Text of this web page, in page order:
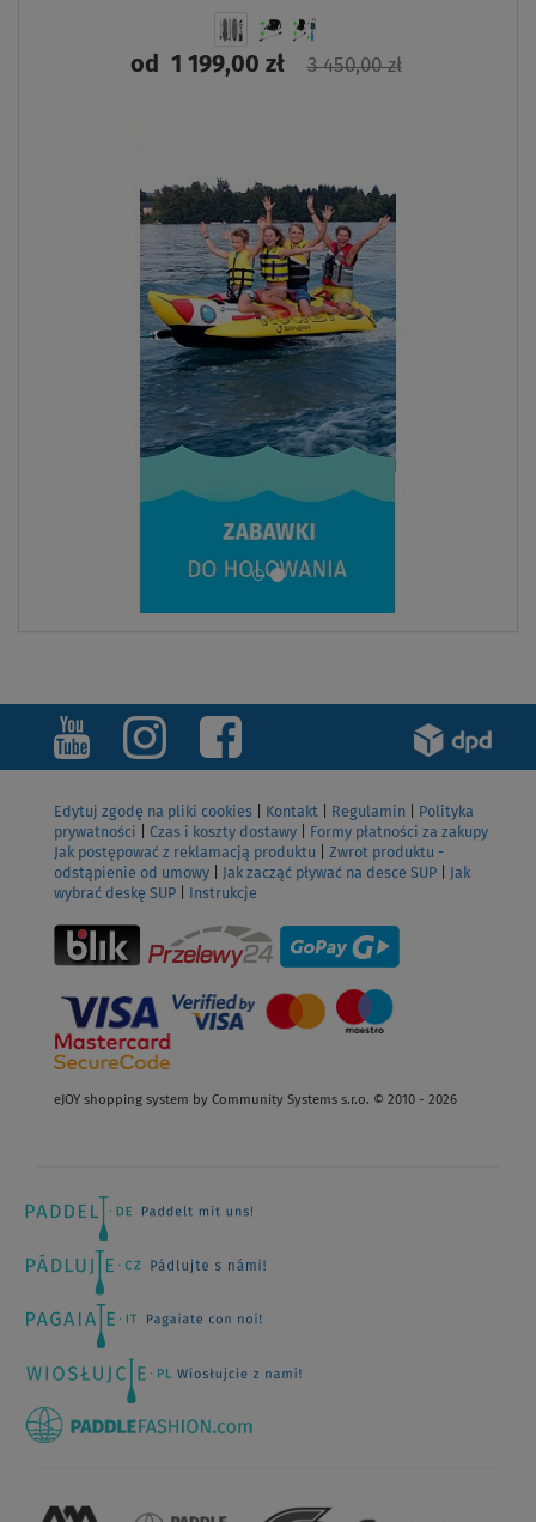
od1 199,00 zł 3 450,00 zł
Edytuj zgodę na pliki cookies Kontakt Regulamin
Polityka
prywatności
Czas i koszty dostawy
Formy płatności za zakupy
Jak postępować z reklamacją produktu
Zwrot produktu -
odstąpienie od umowy
Jak zacząć pływać na desce SUP
Jak
wybrać deskę SUP
Instrukcje
eJOY shopping system by Community Systems s.r.o. © 2010 - 2026